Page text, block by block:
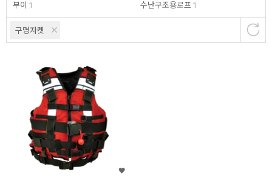
부이 1
수난구조용로프 1
구명자켓